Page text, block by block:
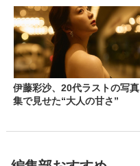
伊藤彩沙、20代ラストの写真
集で見せた“大人の甘さ”